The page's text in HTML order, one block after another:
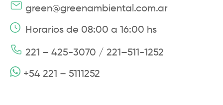
green@greenambiental.com.ar
Horarios de 08:00 a 16:00 hs
221 – 425-3070 / 221–511-1252
+54 221 – 5111252